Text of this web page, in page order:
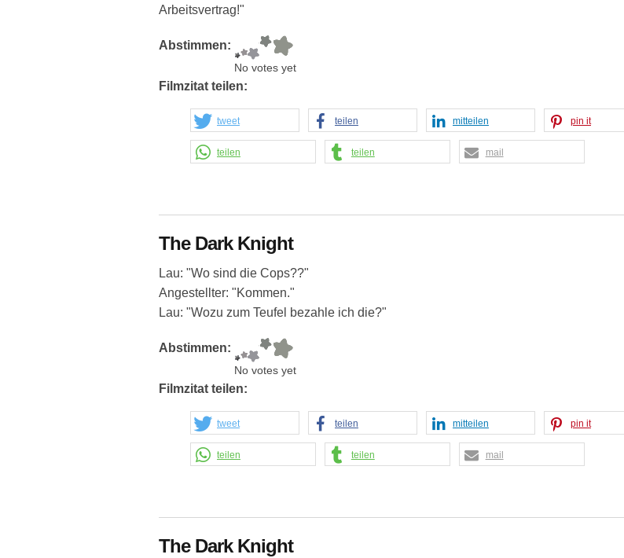
Arbeitsvertrag!"
Abstimmen:
No votes yet
Filmzitat teilen:
tweet teilen mitteilen pin it
teilen teilen mail
The Dark Knight
Lau: "Wo sind die Cops??"
Angestellter: "Kommen."
Lau: "Wozu zum Teufel bezahle ich die?"
Abstimmen:
No votes yet
Filmzitat teilen:
tweet teilen mitteilen pin it
teilen teilen mail
The Dark Knight